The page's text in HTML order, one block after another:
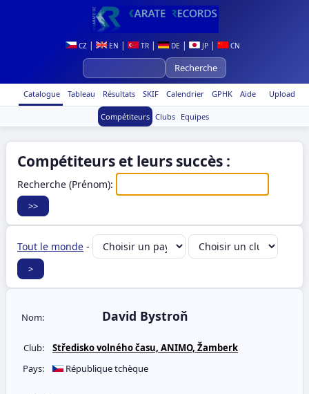
CZ| EN | TR| DE | JP| CN
Upload
Catalogue Tableau Résultats SKIF Calendrier GPHK Aide
Compétiteurs Clubs Equipes
Compétiteurs et leurs succès :
Recherche (Prénom):
Tout le monde -
Nom: David Bystroň
Club:
Středisko volného času, ANIMO, Žamberk
Pays:
République tchèque